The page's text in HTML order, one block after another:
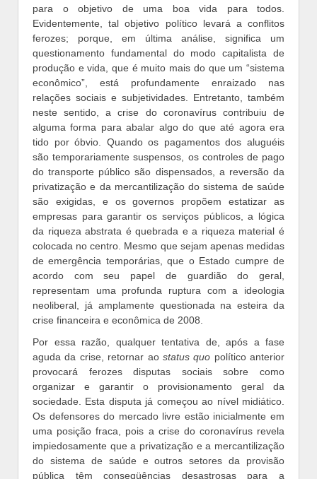
para o objetivo de uma boa vida para todos.
Evidentemente, tal objetivo político levará a conflitos
ferozes; porque, em última análise, significa um
questionamento fundamental do modo capitalista de
produção e vida, que é muito mais do que um “sistema
econômico”, está profundamente enraizado nas
relações sociais e subjetividades. Entretanto, também
neste sentido, a crise do coronavírus contribuiu de
alguma forma para abalar algo do que até agora era
tido por óbvio. Quando os pagamentos dos aluguéis
são temporariamente suspensos, os controles de pago
do transporte público são dispensados, a reversão da
privatização e da mercantilização do sistema de saúde
são exigidas, e os governos propõem estatizar as
empresas para garantir os serviços públicos, a lógica
da riqueza abstrata é quebrada e a riqueza material é
colocada no centro. Mesmo que sejam apenas medidas
de emergência temporárias, que o Estado cumpre de
acordo com seu papel de guardião do geral,
representam uma profunda ruptura com a ideologia
neoliberal, já amplamente questionada na esteira da
crise financeira e econômica de 2008.
Por essa razão, qualquer tentativa de, após a fase
aguda da crise, retornar ao status quo político anterior
provocará ferozes disputas sociais sobre como
organizar e garantir o provisionamento geral da
sociedade. Esta disputa já começou ao nível midiático.
Os defensores do mercado livre estão inicialmente em
uma posição fraca, pois a crise do coronavírus revela
impiedosamente que a privatização e a mercantilização
do sistema de saúde e outros setores da provisão
pública têm conseqüências desastrosas para a